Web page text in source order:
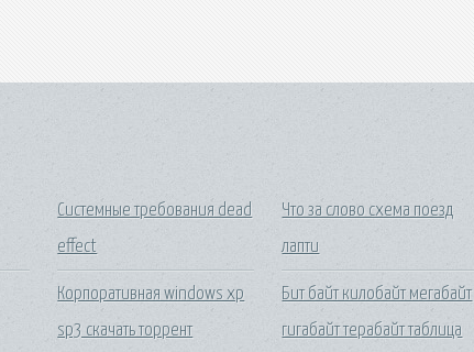
Системные требования dead
effect
Корпоративная windows xp
sp3 скачать торрент
Что за слово схема поезд
лапти
Бит байт килобайт мегабайт
гигабайт терабайт таблица